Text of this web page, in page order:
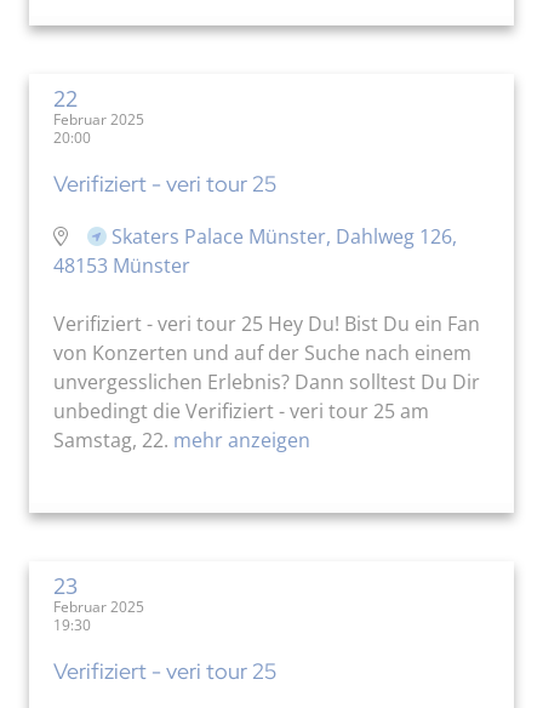
22
Februar 2025
20:00
Verifiziert - veri tour 25
Skaters Palace Münster, Dahlweg 126,
48153 Münster
Verifiziert - veri tour 25 Hey Du! Bist Du ein Fan
von Konzerten und auf der Suche nach einem
unvergesslichen Erlebnis? Dann solltest Du Dir
unbedingt die Verifiziert - veri tour 25 am
Samstag, 22. mehr anzeigen
23
Februar 2025
19:30
Verifiziert - veri tour 25